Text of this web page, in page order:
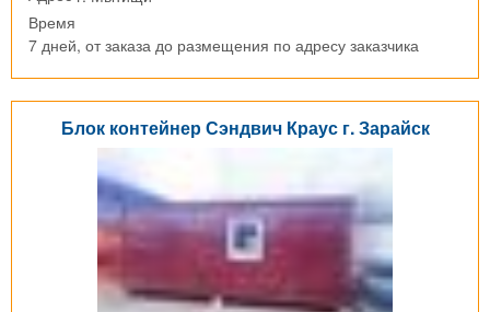
Время
7 дней, от заказа до размещения по адресу заказчика
Блок контейнер Сэндвич Краус г. Зарайск